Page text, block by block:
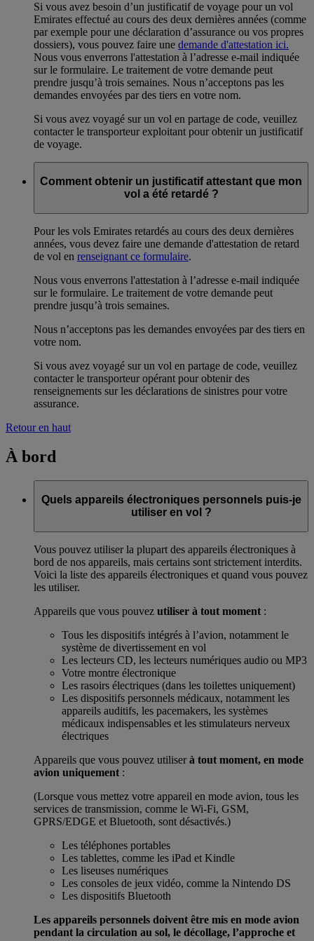
Si vous avez besoin d’un justificatif de voyage pour un vol
Emirates effectué au cours des deux dernières années (comme
par exemple pour une déclaration d’assurance ou vos propres
dossiers), vous pouvez faire une demande d'attestation ici.
Nous vous enverrons l'attestation à l’adresse e-mail indiquée
sur le formulaire. Le traitement de votre demande peut
prendre jusqu’à trois semaines. Nous n’acceptons pas les
demandes envoyées par des tiers en votre nom.
Si vous avez voyagé sur un vol en partage de code, veuillez
contacter le transporteur exploitant pour obtenir un justificatif
de voyage.
Comment obtenir un justificatif attestant que mon
vol a été retardé ?
Pour les vols Emirates retardés au cours des deux dernières
années, vous devez faire une demande d'attestation de retard
de vol en renseignant ce formulaire.
Nous vous enverrons l'attestation à l’adresse e-mail indiquée
sur le formulaire. Le traitement de votre demande peut
prendre jusqu’à trois semaines.
Nous n’acceptons pas les demandes envoyées par des tiers en
votre nom.
Si vous avez voyagé sur un vol en partage de code, veuillez
contacter le transporteur opérant pour obtenir des
renseignements sur les déclarations de sinistres pour votre
assurance.
Retour en haut
À bord
Quels appareils électroniques personnels puis-je
utiliser en vol ?
Vous pouvez utiliser la plupart des appareils électroniques à
bord de nos appareils, mais certains sont strictement interdits.
Voici la liste des appareils électroniques et quand vous pouvez
les utiliser.
Appareils que vous pouvez utiliser à tout moment :
Tous les dispositifs intégrés à l’avion, notamment le
système de divertissement en vol
Les lecteurs CD, les lecteurs numériques audio ou MP3
Votre montre électronique
Les rasoirs électriques (dans les toilettes uniquement)
Les dispositifs personnels médicaux, notamment les
appareils auditifs, les pacemakers, les systèmes
médicaux indispensables et les stimulateurs nerveux
électriques
Appareils que vous pouvez utiliserà tout moment, en mode
avion uniquement :
(Lorsque vous mettez votre appareil en mode avion, tous les
services de transmission, comme le Wi-Fi, GSM,
GPRS/EDGE et Bluetooth, sont désactivés.)
Les téléphones portables
Les tablettes, comme les iPad et Kindle
Les liseuses numériques
Les consoles de jeux vidéo, comme la Nintendo DS
Les dispositifs Bluetooth
Les appareils personnels doivent être mis en mode avion
pendant la circulation au sol, le décollage, l’approche et